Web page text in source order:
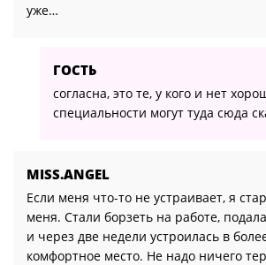
уже…
ГОСТЬ
согласна, это те, у кого и нет
специальности могут туда сюда
MISS.ANGEL
Если меня что-то не устраивает, я
меня. Стали борзеть на работе,
и через две недели устроилась в
комфортное место. Не надо ничего